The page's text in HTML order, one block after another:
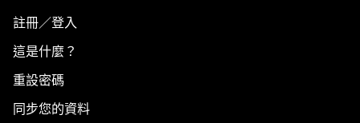
註冊／登入
這是什麼？
重設密碼
同步您的資料